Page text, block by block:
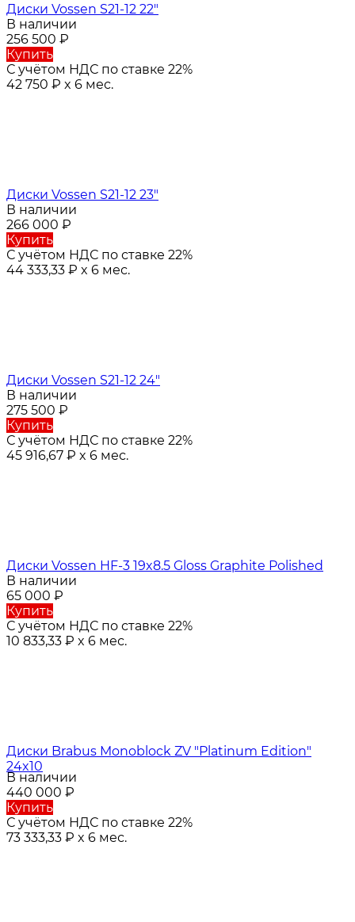
Диски Vossen S21-12 22"
В наличии
256 500 ₽
Купить
С учётом НДС по ставке 22%
42 750 ₽ x 6 мес.
Диски Vossen S21-12 23"
В наличии
266 000 ₽
Купить
С учётом НДС по ставке 22%
44 333,33 ₽ x 6 мес.
Диски Vossen S21-12 24"
В наличии
275 500 ₽
Купить
С учётом НДС по ставке 22%
45 916,67 ₽ x 6 мес.
Диски Vossen HF-3 19x8.5 Gloss Graphite Polished
В наличии
65 000 ₽
Купить
С учётом НДС по ставке 22%
10 833,33 ₽ x 6 мес.
Диски Brabus Monoblock ZV "Platinum Edition"
24x10
В наличии
440 000 ₽
Купить
С учётом НДС по ставке 22%
73 333,33 ₽ x 6 мес.